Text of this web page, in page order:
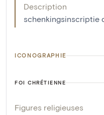
Description
schenkingsinscriptie
ICONOGRAPHIE
FOI CHRÉTIENNE
Figures religieuses